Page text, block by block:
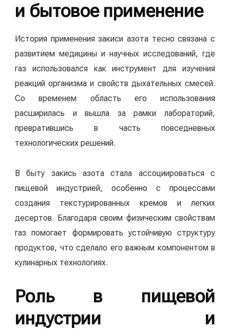
и бытовое применение
История применения закиси азота тесно связана с
развитием медицины и научных исследований, где
газ использовался как инструмент для изучения
реакций организма и свойств дыхательных смесей.
Со временем область его использования
расширилась и вышла за рамки лабораторий,
превратившись в часть повседневных
технологических решений.
В быту закись азота стала ассоциироваться с
пищевой индустрией, особенно с процессами
создания текстурированных кремов и легких
десертов. Благодаря своим физическим свойствам
газ помогает формировать устойчивую структуру
продуктов, что сделало его важным компонентом в
кулинарных технологиях.
Роль в пищевой
индустрии и